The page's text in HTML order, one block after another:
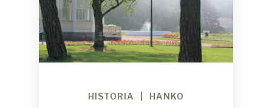
HISTORIA HANKO